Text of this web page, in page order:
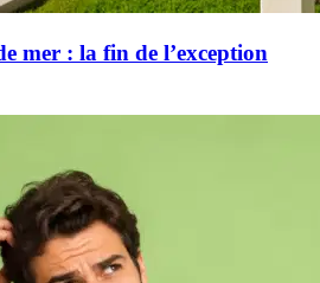
mer : la fin de l’exception